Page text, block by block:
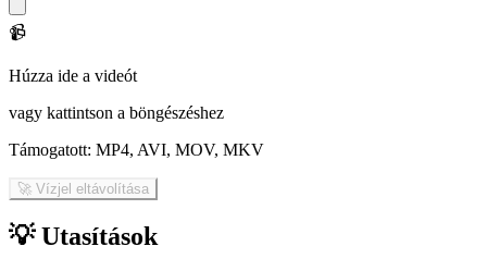
📹
Húzza ide a videót
vagy kattintson a böngészéshez
Támogatott: MP4, AVI, MOV, MKV
🚀 Vízjel eltávolítása
💡Utasítások